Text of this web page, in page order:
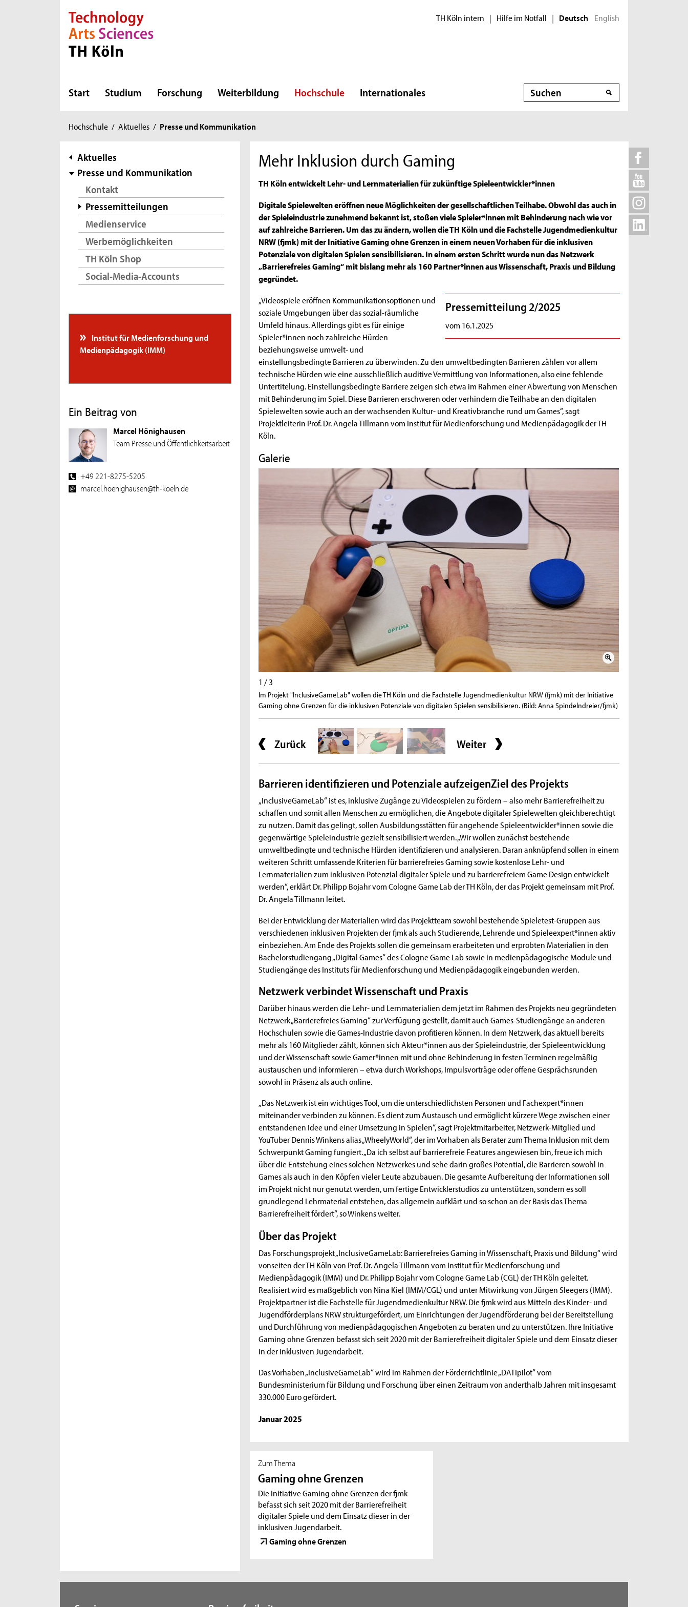
Direkt zur Hauptnavigation
Direkt zur Subnavigation
Direkt zum Inhalt
Direkt zum Fußbereich TH Köln intern | Hilfe im Notfall | Deutsch English
Start Studium Forschung Weiterbildung Hochschule Internationales Suche
Sie
hier:
Hochschule / Aktuelles / Presse und Kommunikation
Subnavigation
Aktuelles
Presse und Kommunikation
Kontakt
Pressemitteilungen
Medienservice
Werbemöglichkeiten
TH Köln Shop
Social-Media-Accounts
Institut für Medienforschung und
Medienpädagogik (IMM)
Ein Beitrag von
Marcel Hönighausen
Team Presse und Öffentlichkeitsarbeit
+49 221-8275-5205
marcel.hoenighausen@th-koeln.de
Mehr Inklusion durch Gaming
TH Köln entwickelt Lehr- und Lernmaterialien für zukünftige Spieleentwickler*innen
Digitale Spielewelten eröffnen neue Möglichkeiten der gesellschaftlichen Teilhabe. Obwohl das auch in
der Spieleindustrie zunehmend bekannt ist, stoßen viele Spieler*innen mit Behinderung nach wie vor
auf zahlreiche Barrieren. Um das zu ändern, wollen die TH Köln und die Fachstelle Jugendmedienkultur
NRW (fjmk) mit der Initiative Gaming ohne Grenzen in einem neuen Vorhaben für die inklusiven
Potenziale von digitalen Spielen sensibilisieren. In einem ersten Schritt wurde nun das Netzwerk
„Barrierefreies Gaming“ mit bislang mehr als 160 Partner*innen aus Wissenschaft, Praxis und Bildung
gegründet.
Pressemitteilung 2/2025
vom 16.1.2025
„Videospiele eröffnen Kommunikationsoptionen und
soziale Umgebungen über das sozial-räumliche
Umfeld hinaus. Allerdings gibt es für einige
Spieler*innen noch zahlreiche Hürden
beziehungsweise umwelt- und
einstellungsbedingte Barrieren zu überwinden. Zu den umweltbedingten Barrieren zählen vor allem
technische Hürden wie eine ausschließlich auditive Vermittlung von Informationen, also eine fehlende
Untertitelung. Einstellungsbedingte Barriere zeigen sich etwa im Rahmen einer Abwertung von Menschen
mit Behinderung im Spiel. Diese Barrieren erschweren oder verhindern die Teilhabe an den digitalen
Spielewelten sowie auch an der wachsenden Kultur- und Kreativbranche rund um Games“, sagt
Projektleiterin Prof. Dr. Angela Tillmann vom Institut für Medienforschung und Medienpädagogik der TH
Köln.
Galerie
1 / 3
Im Projekt "InclusiveGameLab" wollen die TH Köln und die Fachstelle Jugendmedienkultur NRW (fjmk) mit der Initiative
Gaming ohne Grenzen für die inklusiven Potenziale von digitalen Spielen sensibilisieren. (Bild: Anna Spindelndreier/fjmk)
Spindelndreier/fjmk)
Zurück Weiter
Barrieren identifizieren und Potenziale aufzeigenZiel des Projekts
„InclusiveGameLab“ ist es, inklusive Zugänge zu Videospielen zu fördern – also mehr Barrierefreiheit zu
schaffen und somit allen Menschen zu ermöglichen, die Angebote digitaler Spielewelten gleichberechtigt
zu nutzen. Damit das gelingt, sollen Ausbildungsstätten für angehende Spieleentwickler*innen sowie die
gegenwärtige Spieleindustrie gezielt sensibilisiert werden. „Wir wollen zunächst bestehende
umweltbedingte und technische Hürden identifizieren und analysieren. Daran anknüpfend sollen in einem
weiteren Schritt umfassende Kriterien für barrierefreies Gaming sowie kostenlose Lehr- und
Lernmaterialien zum inklusiven Potenzial digitaler Spiele und zu barrierefreiem Game Design entwickelt
werden“, erklärt Dr. Philipp Bojahr vom Cologne Game Lab der TH Köln, der das Projekt gemeinsam mit Prof.
Dr. Angela Tillmann leitet.
Bei der Entwicklung der Materialien wird das Projektteam sowohl bestehende Spieletest-Gruppen aus
verschiedenen inklusiven Projekten der fjmk als auch Studierende, Lehrende und Spieleexpert*innen aktiv
einbeziehen. Am Ende des Projekts sollen die gemeinsam erarbeiteten und erprobten Materialien in den
Bachelorstudiengang „Digital Games“ des Cologne Game Lab sowie in medienpädagogische Module und
Studiengänge des Instituts für Medienforschung und Medienpädagogik eingebunden werden.
Netzwerk verbindet Wissenschaft und Praxis
Darüber hinaus werden die Lehr- und Lernmaterialien dem jetzt im Rahmen des Projekts neu gegründeten
Netzwerk „Barrierefreies Gaming“ zur Verfügung gestellt, damit auch Games-Studiengänge an anderen
Hochschulen sowie die Games-Industrie davon profitieren können. In dem Netzwerk, das aktuell bereits
mehr als 160 Mitglieder zählt, können sich Akteur*innen aus der Spieleindustrie, der Spieleentwicklung
und der Wissenschaft sowie Gamer*innen mit und ohne Behinderung in festen Terminen regelmäßig
austauschen und informieren – etwa durch Workshops, Impulsvorträge oder offene Gesprächsrunden
sowohl in Präsenz als auch online.
„Das Netzwerk ist ein wichtiges Tool, um die unterschiedlichsten Personen und Fachexpert*innen
miteinander verbinden zu können. Es dient zum Austausch und ermöglicht kürzere Wege zwischen einer
entstandenen Idee und einer Umsetzung in Spielen“, sagt Projektmitarbeiter, Netzwerk-Mitglied und
YouTuber Dennis Winkens alias „WheelyWorld“, der im Vorhaben als Berater zum Thema Inklusion mit dem
Schwerpunkt Gaming fungiert. „Da ich selbst auf barrierefreie Features angewiesen bin, freue ich mich
über die Entstehung eines solchen Netzwerkes und sehe darin großes Potential, die Barrieren sowohl in
Games als auch in den Köpfen vieler Leute abzubauen. Die gesamte Aufbereitung der Informationen soll
im Projekt nicht nur genutzt werden, um fertige Entwicklerstudios zu unterstützen, sondern es soll
grundlegend Lehrmaterial entstehen, das allgemein aufklärt und so schon an der Basis das Thema
Barrierefreiheit fördert“, so Winkens weiter.
Über das Projekt
Das Forschungsprojekt „InclusiveGameLab: Barrierefreies Gaming in Wissenschaft, Praxis und Bildung“ wird
vonseiten der TH Köln von Prof. Dr. Angela Tillmann vom Institut für Medienforschung und
Medienpädagogik (IMM) und Dr. Philipp Bojahr vom Cologne Game Lab (CGL) der TH Köln geleitet.
Realisiert wird es maßgeblich von Nina Kiel (IMM/CGL) und unter Mitwirkung von Jürgen Sleegers (IMM).
Projektpartner ist die Fachstelle für Jugendmedienkultur NRW. Die fjmk wird aus Mitteln des Kinder- und
Jugendförderplans NRW strukturgefördert, um Einrichtungen der Jugendförderung bei der Bereitstellung
und Durchführung von medienpädagogischen Angeboten zu beraten und zu unterstützen. Ihre Initiative
Gaming ohne Grenzen befasst sich seit 2020 mit der Barrierefreiheit digitaler Spiele und dem Einsatz dieser
in der inklusiven Jugendarbeit.
Das Vorhaben „InclusiveGameLab“ wird im Rahmen der Förderrichtlinie „DATIpilot“ vom
Bundesministerium für Bildung und Forschung über einen Zeitraum von anderthalb Jahren mit insgesamt
330.000 Euro gefördert.
Januar 2025
Zum Thema
Gaming ohne Grenzen
Die Initiative Gaming ohne Grenzen der fjmk
befasst sich seit 2020 mit der Barrierefreiheit
digitaler Spiele und dem Einsatz dieser in der
inklusiven Jugendarbeit.
Gaming ohne Grenzen